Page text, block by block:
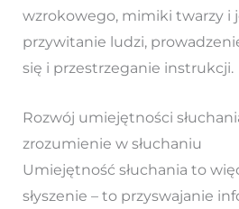
wzrokowego, mimiki twarzy i
przywitanie ludzi,
się i przestrzeganie instrukcji.
Rozwój umiejętności
zrozumienie w słuchaniu
Umiejętność słuchania to
słyszenie – to przyswajanie